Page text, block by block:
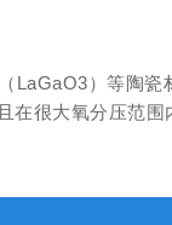
LaGaO3）等陶瓷
在很大氧分压范